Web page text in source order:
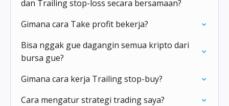
dan Trailing stop-loss secara bersamaan?
Gimana cara Take profit bekerja?
Bisa nggak gue dagangin semua kripto dari
bursa gue?
Gimana cara kerja Trailing stop-buy?
Cara mengatur strategi trading saya?